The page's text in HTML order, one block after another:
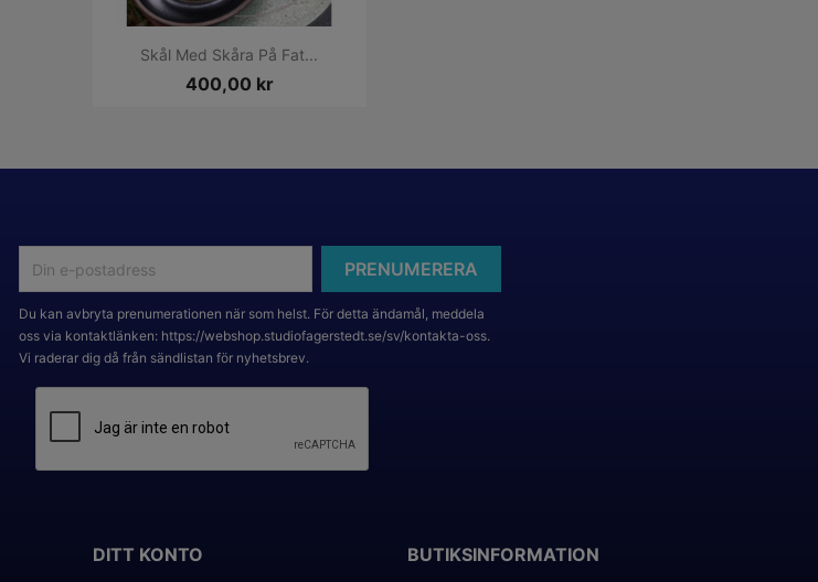
Snabbvy
Skål Med Skåra På Fat...
400,00 kr
Du kan avbryta prenumerationen när som helst. För detta ändamål, meddela
oss via kontaktlänken: https://webshop.studiofagerstedt.se/sv/kontakta-oss.
Vi raderar dig då från sändlistan för nyhetsbrev.
DITT KONTO BUTIKSINFORMATION